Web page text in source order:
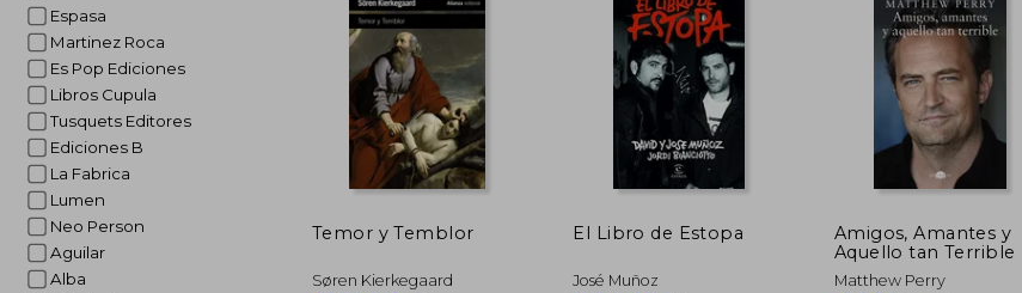
Espasa
Martinez Roca
Es Pop Ediciones
Libros Cupula
Tusquets Editores
Ediciones B
La Fabrica
Lumen
Neo Person
Aguilar
Alba
45%
dcto.
35%
dcto.
Temor y Temblor
Søren Kierkegaard
El Libro de Estopa
José Muñoz
Amigos, Amantes y
Aquello tan Terrible
Matthew Perry